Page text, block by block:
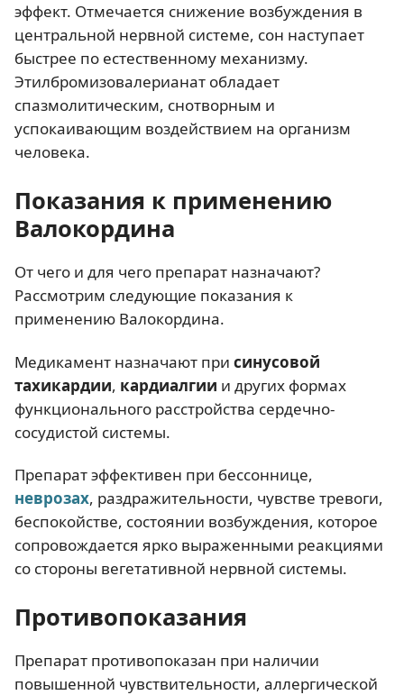
эффект. Отмечается снижение возбуждения в
центральной нервной системе, сон наступает
быстрее по естественному механизму.
Этилбромизовалерианат обладает
спазмолитическим, снотворным и
успокаивающим воздействием на организм
человека.
Показания к применению
Валокордина
От чего и для чего препарат назначают?
Рассмотрим следующие показания к
применению Валокордина.
Медикамент назначают при синусовой
тахикардии, кардиалгии и других формах
функционального расстройства сердечно-
сосудистой системы.
Препарат эффективен при бессоннице,
неврозах, раздражительности, чувстве тревоги,
беспокойстве, состоянии возбуждения, которое
сопровождается ярко выраженными реакциями
со стороны вегетативной нервной системы.
Противопоказания
Препарат противопоказан при наличии
повышенной чувствительности, аллергической